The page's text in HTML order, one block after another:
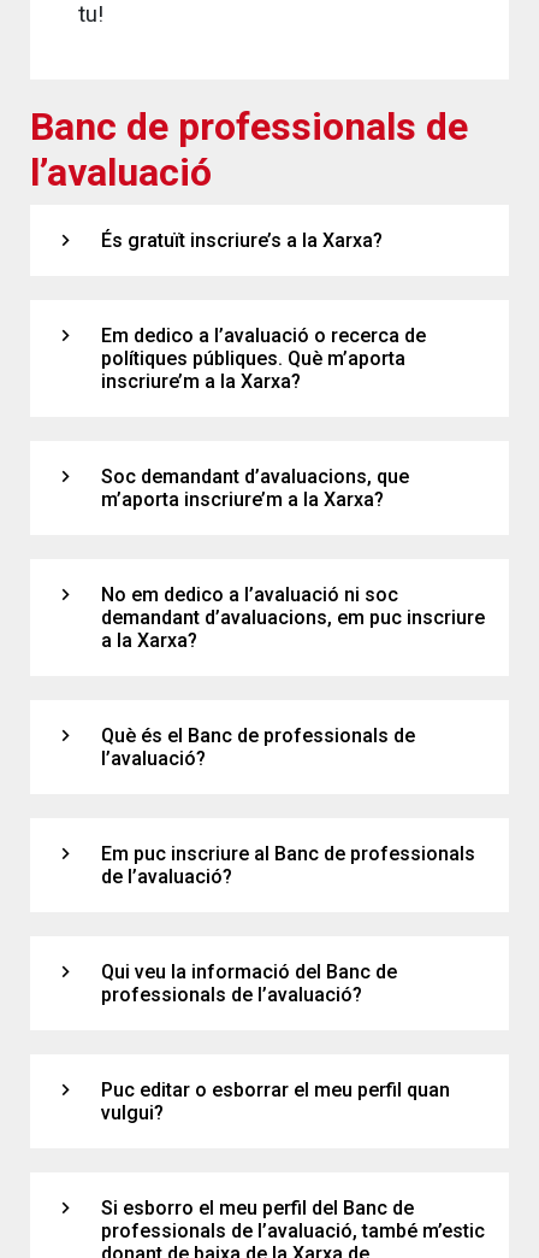
tu!
Banc de professionals de
l’avaluació
expand_more És gratuït inscriure’s a la Xarxa?
expand_more
Em dedico a l’avaluació o recerca de
polítiques públiques. Què m’aporta
inscriure’m a la Xarxa?
expand_more
Soc demandant d’avaluacions, que
m’aporta inscriure’m a la Xarxa?
expand_more
No em dedico a l’avaluació ni soc
demandant d’avaluacions, em puc inscriure
a la Xarxa?
expand_more
Què és el Banc de professionals de
l’avaluació?
expand_more
Em puc inscriure al Banc de professionals
de l’avaluació?
expand_more
Qui veu la informació del Banc de
professionals de l’avaluació?
expand_more
Puc editar o esborrar el meu perfil quan
vulgui?
expand_more
Si esborro el meu perfil del Banc de
professionals de l’avaluació, també m’estic